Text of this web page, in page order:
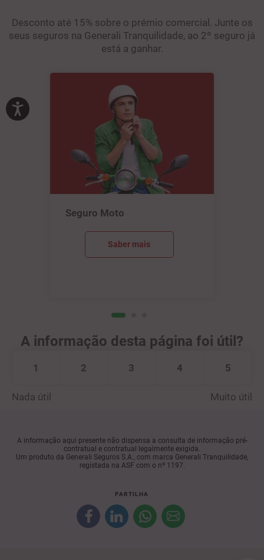
Desconto até 15% sobre o prémio comercial. Junte os
seus seguros na Generali Tranquilidade, ao 2º seguro já
está a ganhar.
Seguro Moto
Saber mais
A informação desta página foi útil?
Nada útil
1 2 3 4 5
Muito útil
A informação aqui presente não dispensa a consulta de informação pré-
contratual e contratual legalmente exigida.
Um produto da Generali Seguros S.A., com marca Generali Tranquilidade,
registada na ASF com o nº 1197.
PARTILHA